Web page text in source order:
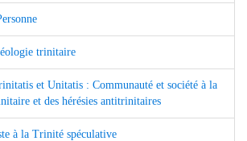
trinitaire
et Unitatis : Communauté et société à la
et des hérésies antitrinitaires
à la Trinité spéculative